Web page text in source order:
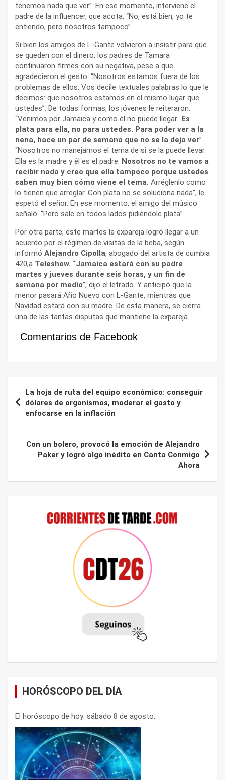
tenemos nada que ver”. En ese momento, interviene el
padre de la influencer, que acota: “No, está bien, yo te
entiendo, pero nosotros tampoco”.
Si bien los amigos de L-Gante volvieron a insistir para que
se queden con el dinero, los padres de Tamara
continuaron firmes con su negativa, pese a que
agradecieron el gesto. “Nosotros estamos fuera de los
problemas de ellos. Vos decile textuales palabras lo que le
decimos: que nosotros estamos en el mismo lugar que
ustedes”. De todas formas, los jóvenes le reiteraron:
“Venimos por Jamaica y como él no puede llegar…Es
plata para ella, no para ustedes. Para poder ver a la
nena, hace un par de semana que no se la deja ver”.
“Nosotros no manejamos el tema de si se la puede llevar.
Ella es la madre y él es el padre. Nosotros no te vamos a
recibir nada y creo que ella tampoco porque ustedes
saben muy bien cómo viene el tema. Arréglenlo como
lo tienen que arreglar. Con plata no se soluciona nada”, le
espetó el señor. En ese momento, el amigo del músico
señaló: “Pero sale en todos lados pidiéndole plata”.
Por otra parte, este martes la expareja logró llegar a un
acuerdo por el régimen de visitas de la beba, según
informó Alejandro Cipolla, abogado del artista de cumbia
420,a Teleshow. “Jamaica estará con su padre
martes y jueves durante seis horas, y un fin de
semana por medio”, dijo el letrado. Y anticipó que la
menor pasará Año Nuevo con L-Gante, mientras que
Navidad estará con su madre. De esta manera, se cierra
una de las tantas disputas que mantiene la expareja.
Comentarios de Facebook
de
entradas
La hoja de ruta del equipo económico: conseguir
dólares de organismos, moderar el gasto y
enfocarse en la inflación
Con un bolero, provocó la emoción de Alejandro
Paker y logró algo inédito en Canta Conmigo
Ahora
HORÓSCOPO DEL DÍA
El horóscopo de hoy: sábado 8 de agosto.